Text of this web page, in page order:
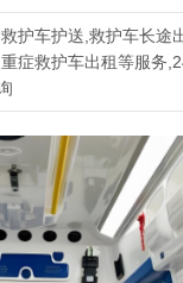
护车护送,救护车长途
症救护车出租等服务